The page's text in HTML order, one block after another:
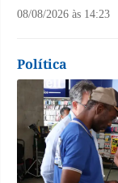
08/08/2026 às 14:23
Política